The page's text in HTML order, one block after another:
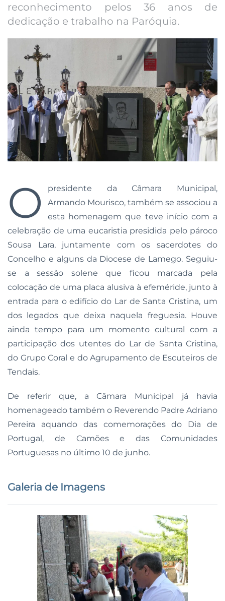
reconhecimento pelos 36 anos de
dedicação e trabalho na Paróquia.
O
presidente da Câmara Municipal,
Armando Mourisco, também se associou a
esta homenagem que teve início com a
celebração de uma eucaristia presidida pelo pároco
Sousa Lara, juntamente com os sacerdotes do
Concelho e alguns da Diocese de Lamego. Seguiu-
se a sessão solene que ficou marcada pela
colocação de uma placa alusiva à efeméride, junto à
entrada para o edifício do Lar de Santa Cristina, um
dos legados que deixa naquela freguesia. Houve
ainda tempo para um momento cultural com a
participação dos utentes do Lar de Santa Cristina,
do Grupo Coral e do Agrupamento de Escuteiros de
Tendais.
De referir que, a Câmara Municipal já havia
homenageado também o Reverendo Padre Adriano
Pereira aquando das comemorações do Dia de
Portugal, de Camões e das Comunidades
Portuguesas no último 10 de junho.
Galeria de Imagens
Ampliar